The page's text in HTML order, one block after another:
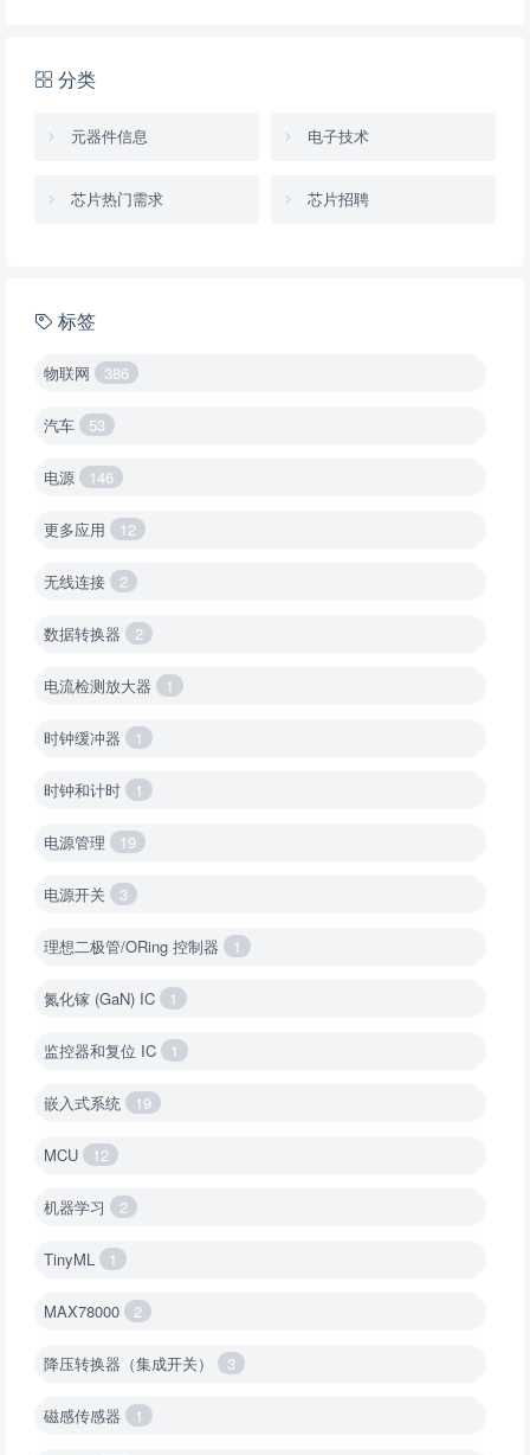
分类
元器件信息 电子技术
芯片热门需求 芯片招聘
标签
物联网 386
汽车 53
电源 146
更多应用 12
无线连接 2
数据转换器 2
电流检测放大器 1
时钟缓冲器 1
时钟和计时 1
电源管理 19
电源开关 3
理想二极管/ORing 控制器 1
氮化镓 (GaN) IC 1
监控器和复位 IC 1
嵌入式系统 19
MCU 12
机器学习 2
TinyML 1
MAX78000 2
降压转换器（集成开关） 3
磁感传感器 1